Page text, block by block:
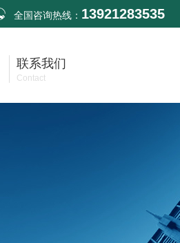
全国咨询热线： 13921283535
联系我们
Contact